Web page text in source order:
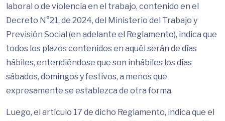
laboral o de violencia en el trabajo, contenido en el
Decreto N°21, de 2024, del Ministerio del Trabajo y
Previsión Social (en adelante el Reglamento), indica que
todos los plazos contenidos en aquél serán de días
hábiles, entendiéndose que son inhábiles los días
sábados, domingos y festivos, a menos que
expresamente se establezca de otra forma.
Luego, el artículo 17 de dicho Reglamento, indica que el